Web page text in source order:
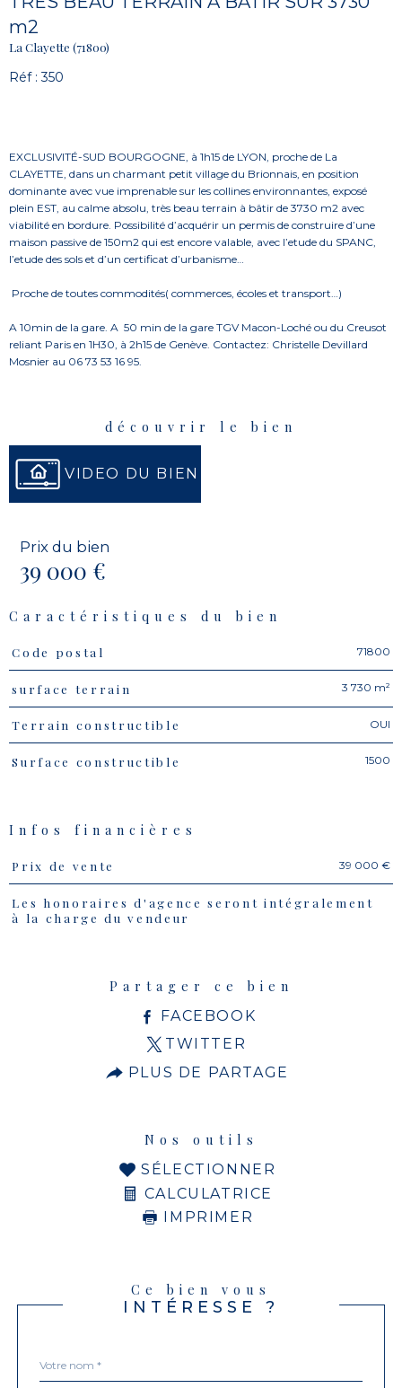
m2
La Clayette (71800)
Réf : 350
EXCLUSIVITÉ-SUD BOURGOGNE, à 1h15 de LYON, proche de La
CLAYETTE, dans un charmant petit village du Brionnais, en position
dominante avec vue imprenable sur les collines environnantes, exposé
plein EST, au calme absolu, très beau terrain à bâtir de 3730 m2 avec
viabilité en bordure. Possibilité d’acquérir un permis de construire d’une
maison passive de 150m2 qui est encore valable, avec l’etude du SPANC,
l’etude des sols et d’un certificat d’urbanisme…
Proche de toutes commodités( commerces, écoles et transport…)
A 10min de la gare. A 50 min de la gare TGV Macon-Loché ou du Creusot
reliant Paris en 1H30, à 2h15 de Genève. Contactez: Christelle Devillard
Mosnier au 06 73 53 16 95.
découvrir le bien
VIDEO DU BIEN
Prix du bien
39 000 €
Caractéristiques du bien
Caractéristiques Valeurs
Code postal 71800
surface terrain 3 730 m²
Terrain constructible OUI
Surface constructible 1500
Infos financières
Caractéristiques Valeurs
Prix de vente 39 000 €
Les honoraires d'agence seront intégralement
à la charge du vendeur
Partager ce bien
FACEBOOK
TWITTER
PLUS DE PARTAGE
Nos outils
SÉLECTIONNER
CALCULATRICE
IMPRIMER
Ce bien vous
INTÉRESSE ?
par
*